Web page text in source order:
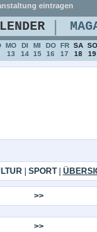
| SPORT|
>>
>>
eintragen
|
MO
13
DI
14
MI
15
DO
16
FR
17
SA
18
SO
19